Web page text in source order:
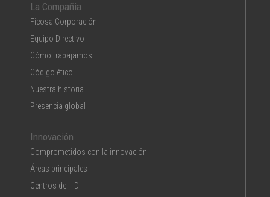
La Compañia
Ficosa Corporación
Equipo Directivo
Cómo trabajamos
Código ético
Nuestra historia
Presencia global
Innovación
Comprometidos con la innovación
Áreas principales
Centros de I+D